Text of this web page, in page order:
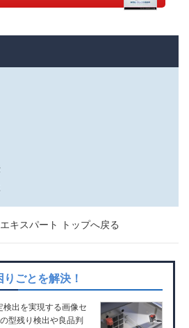
キスパート トップへ戻る
りごとを解決！
出を実現する画像セ
型残り検出や良品判